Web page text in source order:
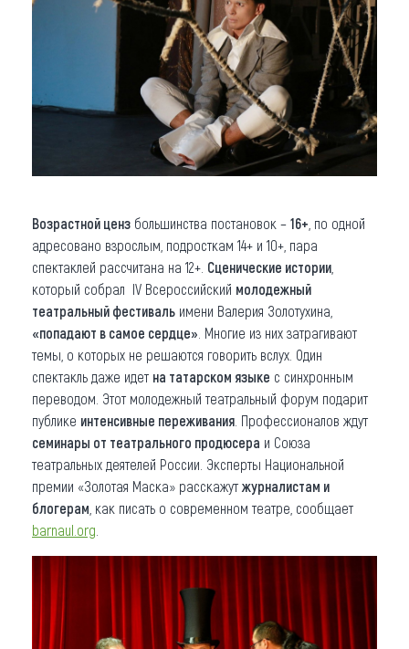
Возрастной ценз большинства постановок – 16+ , по одной
адресовано взрослым, подросткам 14+ и 10+, пара
спектаклей рассчитана на 12+. Сценические истории
который собрал IV Всероссийский молодежный
театральный фестиваль имени Валерия Золотухина,
«попадают в самое сердце» . Многие из них затрагивают
темы, о которых не решаются говорить вслух. Один
спектакль даже идет на татарском языке с синхронным
переводом. Этот молодежный театральный форум подарит
публике интенсивные переживания . Профессионалов ждут
семинары от театрального продюсера и Союза
театральных деятелей России. Эксперты Национальной
премии «Золотая Маска» расскажут журналистам и
блогерам , как писать о современном театре, сообщает
barnaul.org